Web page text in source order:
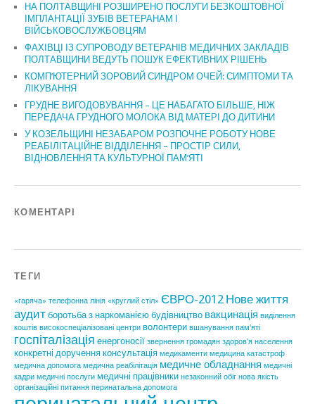
НА ПОЛТАВЩИНІ РОЗШИРЕНО ПОСЛУГИ БЕЗКОШТОВНОЇ
ІМПЛАНТАЦІЇ ЗУБІВ ВЕТЕРАНАМ І
ВІЙСЬКОВОСЛУЖБОВЦЯМ
ФАХІВЦІ ІЗ СУПРОВОДУ ВЕТЕРАНІВ МЕДИЧНИХ ЗАКЛАДІВ
ПОЛТАВЩИНИ ВЕДУТЬ ПОШУК ЕФЕКТИВНИХ РІШЕНЬ
КОМП’ЮТЕРНИЙ ЗОРОВИЙ СИНДРОМ ОЧЕЙ: СИМПТОМИ ТА
ЛІКУВАННЯ
ГРУДНЕ ВИГОДОВУВАННЯ – ЦЕ НАБАГАТО БІЛЬШЕ, НІЖ
ПЕРЕДАЧА ГРУДНОГО МОЛОКА ВІД МАТЕРІ ДО ДИТИНИ
У КОЗЕЛЬЩИНІ НЕЗАБАРОМ РОЗПОЧНЕ РОБОТУ НОВЕ
РЕАБІЛІТАЦІЙНЕ ВІДДІЛЕННЯ – ПРОСТІР СИЛИ,
ВІДНОВЛЕННЯ ТА КУЛЬТУРНОЇ ПАМ’ЯТІ
КОМЕНТАРІ
ТЕГИ
«гаряча» телефонна лінія «круглий стіл» ЄВРО-2012 Нове життя
аудит боротьба з наркоманією будівництво вакцинація виділення
коштів високоспеціалізовані центри волонтери вшанування пам'яті
госпіталізація енергоносії звернення громадян здоров'я населення
конкретні доручення консультація медикаменти медицина катастроф
медична допомога медична реабілітація медичне обладнання медичні
кадри медичні послуги медичні працівники незаконний обіг нова якість
організаційні питання перинатальна допомога